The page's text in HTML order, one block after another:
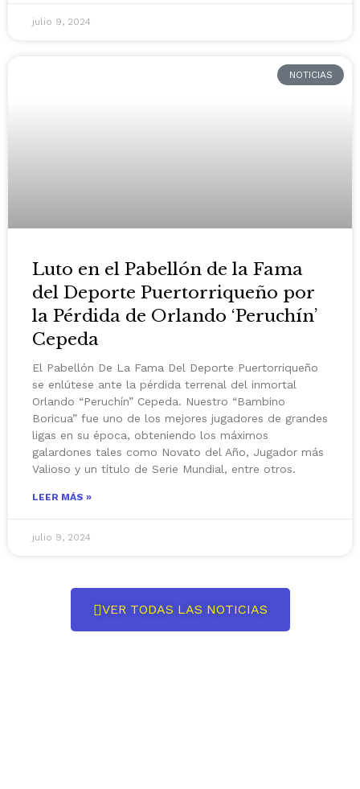
julio 9, 2024
NOTICIAS
Luto en el Pabellón de la Fama
del Deporte Puertorriqueño por
la Pérdida de Orlando ‘Peruchín’
Cepeda
El Pabellón De La Fama Del Deporte Puertorriqueño
se enlútese ante la pérdida terrenal del inmortal
Orlando “Peruchín” Cepeda. Nuestro “Bambino
Boricua” fue uno de los mejores jugadores de grandes
ligas en su época, obteniendo los máximos
galardones tales como Novato del Año, Jugador más
Valioso y un título de Serie Mundial, entre otros.
LEER MÁS »
julio 9, 2024
VER TODAS LAS NOTICIAS